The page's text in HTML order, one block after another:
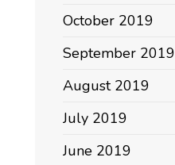
October 2019
September 2019
August 2019
July 2019
June 2019